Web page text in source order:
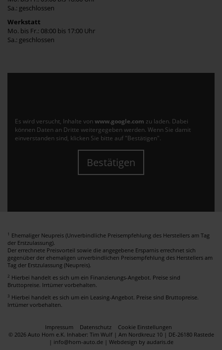
Sa.: geschlossen
Werkstatt
Mo. bis Fr.: 08:00 bis 17:00 Uhr
Sa.: geschlossen
Es wird versucht, Inhalte von www.google.com zu laden. Dabei
können Daten an Dritte weitergegeben werden. Wenn Sie damit
einverstanden sind, klicken Sie bitte auf "Bestätigen".
Bestätigen
1 Ehemaliger Neupreis (Unverbindliche Preisempfehlung des Herstellers am Tag
der Erstzulassung).
Der errechnete Preisvorteil sowie die angegebene Ersparnis errechnet sich
gegenüber der ehemaligen unverbindlichen Preisempfehlung des Herstellers am
Tag der Erstzulassung (Neupreis).
2 Hierbei handelt es sich um ein Finanzierungs-Angebot. Preise sind
Bruttopreise. Irrtümer vorbehalten.
3 Hierbei handelt es sich um ein Leasing-Angebot. Preise sind Bruttopreise.
Irrtümer vorbehalten.
Impressum Datenschutz
Cookie Einstellungen
© 2026 Auto Horn e.K. Inhaber: Tim Wulf | Am Nordkreuz 10 | DE-26180 Rastede
| info@horn-auto.de | Webdesign by audaris.de